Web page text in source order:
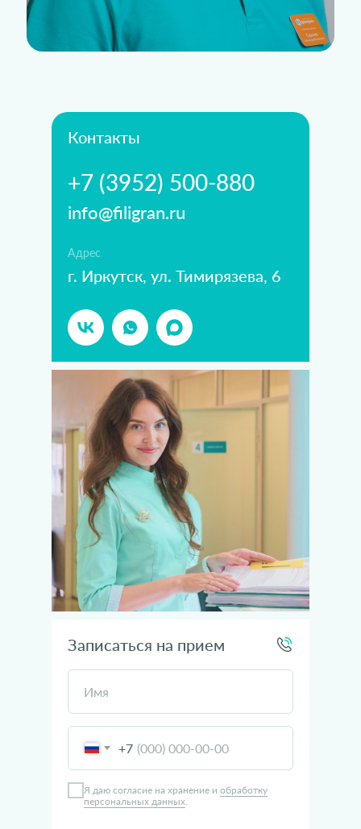
info@filigran.ru
+7 (3952) 500-880
г. Иркутск, ул. Тимирязева, 6
Адрес
Контакты
Записаться на прием
Имя
+7
Я даю согласие на хранение и обработку
персональных данных